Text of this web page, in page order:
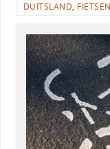
DUITSLAND, FIETSEN